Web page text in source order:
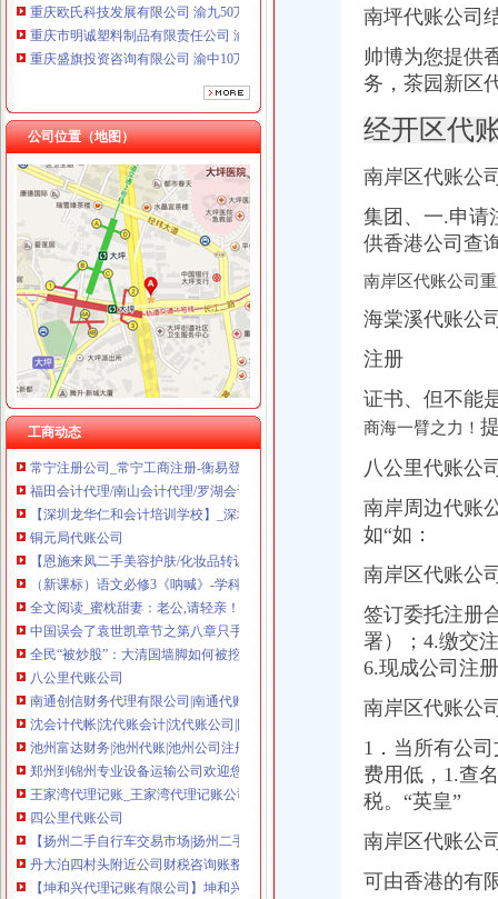
重庆市明诚塑料制品有限责任公司 渝高100万 （进出口权）
重庆盛旗投资咨询有限公司 渝中10万 （工商注册）
重庆灵娱科技有限公司 渝北3万 （工商注册）
重庆尊盟财务管理有限公司 渝北10万 （工商注册）
重庆同济汽车设计有限公司 渝江25万 （工商注册）
公司位置（地图）
工商动态
南坪
[其他]重庆南坪小太猖獗！！！_媒江湖_论坛_天涯社区
重庆南坪诗装饰_重庆诗装饰设计工程有限公司-主页
南坪妇联幼儿园_沪江英语学习网
南坪捷翔-重庆品牌商业街-重庆风行天下车友社区
重庆南坪万科好不好
南山代账公司
会计手工账真账实操（原创）------一胡百应整理
税务服务_内外资公司注册_审计服务-深圳市兴业代理记账有限公司
常宁注册公司_常宁工商注册-衡易登网
福田会计代理/南山会计代理/罗湖会计代理/深圳会计服务-阿里巴巴
【深圳龙华仁和会计培训学校】_深圳会计培训中心
铜元局代账公司
【恩施来凤二手美容护肤/化妆品转让_交易市场】-恩施赶集网
（新课标）语文必修3《呐喊》-学科网
全文阅读_蜜枕甜妻：老公,请轻亲！5200无窗_兜兜有铜钱
中国误会了袁世凯章节之第八章只手推进清末新政_历史穿越小说中国
全民“被炒股”：大清国墙脚如何被挖-雪珥播-显微镜下的中国近代
八公里代账公司
南通创信财务代理有限公司|南通代账公司|南通工商代理|南通代办营
沈会计代帐|沈代账会计|沈代账公司|网上在线办理执照|
池州富达财务|池州代账|池州公司注册|池州代办公司|池州财务公司
郑州到锦州专业设备运输公司欢迎您
王家湾代理记账_王家湾代理记账公司_王家湾代理记账服务-qd8.com.cn
四公里代账公司
【扬州二手自行车交易市场|扬州二手自行车转让】-扬州赶集网
丹大泊四村头附近公司财税咨询账整理的找安诚代办-镇江58同城
【坤和兴代理记账有限公司】坤和兴代理记账有限公司电话,坤和兴代
沈3万公里以下8-9年二手车_沈二手车交易网_中国二手车城
南坪代账公司
帅博为您提供
务，茶园新区
经开区代
南岸区代账公
集团、一.申请
供香港公司查
南岸区代账公司
海棠溪代账公
注册
证书、但不能
商海一臂之力！
八公里代账公
南岸周边代账
如“如：
南岸区代账公
签订委托注册
署）；4.缴交
6.现成公司注
南岸区代账公
1．当所有公
费用低，1.查
税。“英皇”
南岸区代账公
可由香港的有